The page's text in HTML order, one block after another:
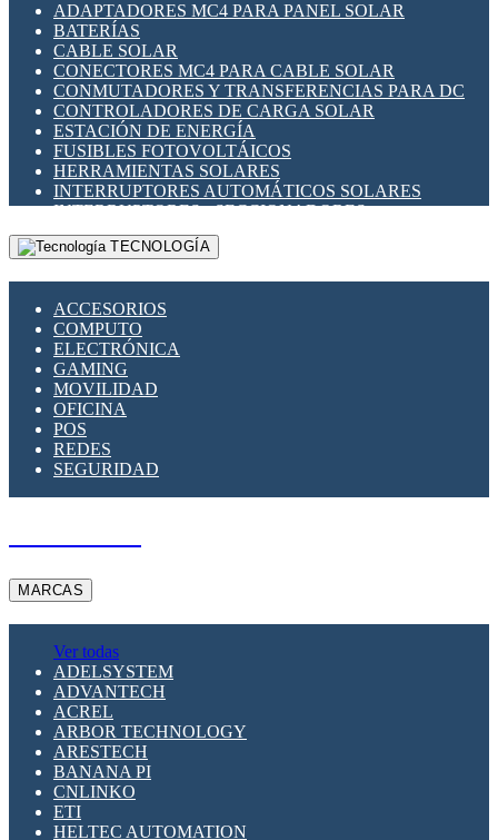
ADAPTADORES MC4 PARA PANEL SOLAR
BATERÍAS
CABLE SOLAR
CONECTORES MC4 PARA CABLE SOLAR
CONMUTADORES Y TRANSFERENCIAS PARA DC
CONTROLADORES DE CARGA SOLAR
ESTACIÓN DE ENERGÍA
FUSIBLES FOTOVOLTÁICOS
HERRAMIENTAS SOLARES
INTERRUPTORES AUTOMÁTICOS SOLARES
INTERRUPTORES - SECCIONADORES
FOTOVOLTÁICOS
MONTAJE PANEL SOLAR
SUPRESOR DE TRANSIENTES SPDS PARA
APLICACIONES FOTOVOLTAICAS
TECNOLOGÍA
ACCESORIOS
COMPUTO
ELECTRÓNICA
GAMING
MOVILIDAD
OFICINA
POS
REDES
SEGURIDAD
MARCAS
Ver todas
ADELSYSTEM
ADVANTECH
ACREL
ARBOR TECHNOLOGY
ARESTECH
BANANA PI
CNLINKO
ETI
HELTEC AUTOMATION